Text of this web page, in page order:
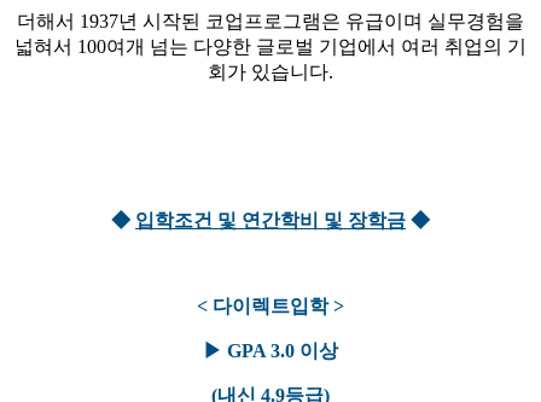
더해서 1937년 시작된 코업프로그램은 유급이며 실무경험을
넓혀서 100여개 넘는 다양한 글로벌 기업에서 여러 취업의 기
회가 있습니다.
◆ 입학조건 및 연간학비 및 장학금 ◆
< 다이렉트입학 >
▶ GPA 3.0 이상
(내신 4.9등급)